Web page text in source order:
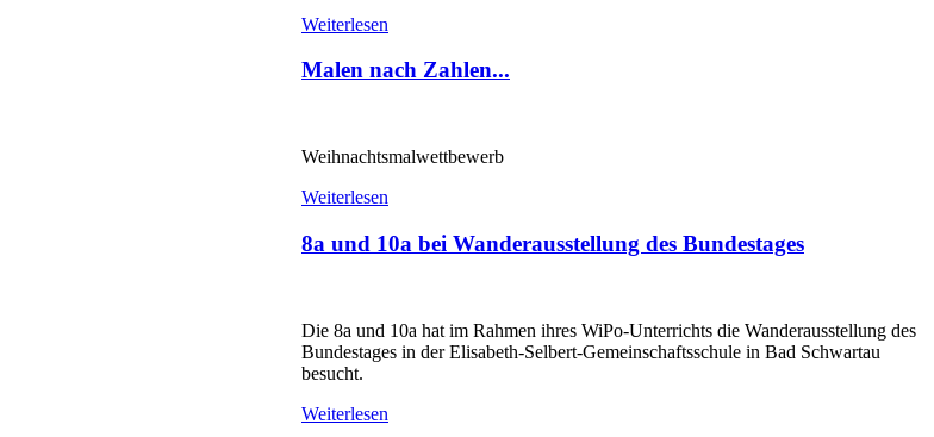
Weiterlesen
Malen nach Zahlen...
Weihnachtsmalwettbewerb
Weiterlesen
8a und 10a bei Wanderausstellung des Bundestages
Die 8a und 10a hat im Rahmen ihres WiPo-Unterrichts die Wanderausstellung des
Bundestages in der Elisabeth-Selbert-Gemeinschaftsschule in Bad Schwartau
besucht.
Weiterlesen